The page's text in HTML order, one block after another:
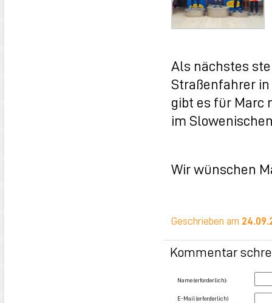
Als nächstes
Straßenfahrer
gibt es für Marc
im
Wir wünschen
Geschrieben am
Kommentar
Name (erforderlich):
E-Mail (erforderlich)